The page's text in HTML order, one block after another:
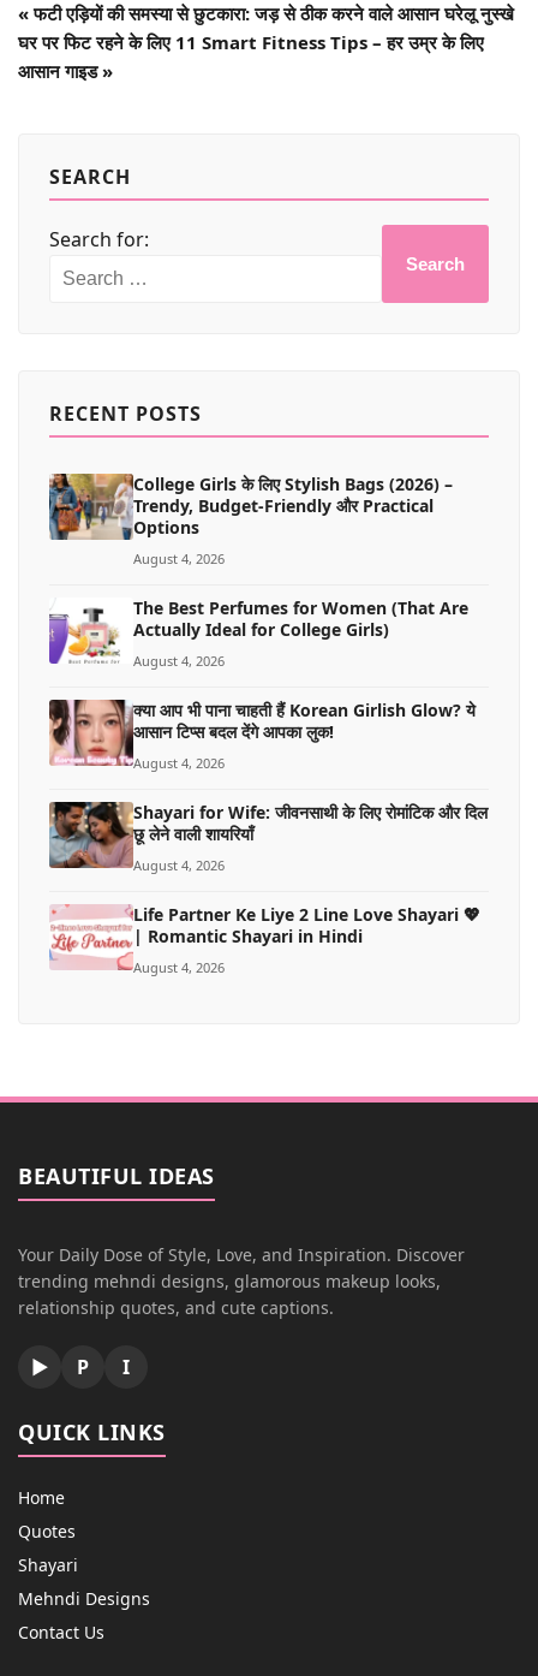
«फटी एड़ियों की समस्या से छुटकारा: जड़ से ठीक करने वाले आसान घरेलू नुस्खे
घर पर फिट रहने के लिए 11 Smart Fitness Tips – हर उम्र के लिए
आसान गाइड»
SEARCH
Search for:
Search
RECENT POSTS
College Girls के लिए Stylish Bags (2026) –
Trendy, Budget-Friendly और Practical
Options
August 4, 2026
The Best Perfumes for Women (That Are
Actually Ideal for College Girls)
August 4, 2026
क्या आप भी पाना चाहती हैं Korean Girlish Glow? ये
आसान टिप्स बदल देंगे आपका लुक!
August 4, 2026
Shayari for Wife: जीवनसाथी के लिए रोमांटिक और दिल
छू लेने वाली शायरियाँ
August 4, 2026
Life Partner Ke Liye 2 Line Love Shayari 💖
| Romantic Shayari in Hindi
August 4, 2026
BEAUTIFUL IDEAS
Your Daily Dose of Style, Love, and Inspiration. Discover
trending mehndi designs, glamorous makeup looks,
relationship quotes, and cute captions.
▶ P I
QUICK LINKS
Home
Quotes
Shayari
Mehndi Designs
Contact Us